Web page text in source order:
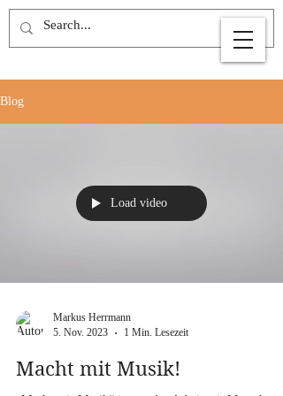
Blog
Load video
Markus Herrmann
5. Nov. 2023
1 Min. Lesezeit
Macht mit Musik!